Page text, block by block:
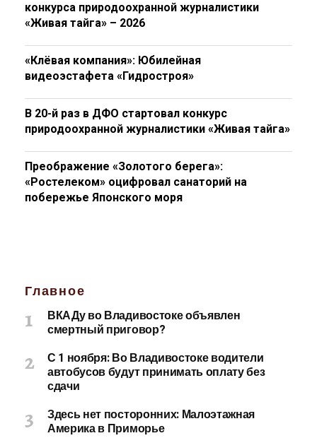
конкурса природоохранной журналистики
«Живая тайга» – 2026
«Клёвая компания»: Юбилейная
видеоэстафета «Гидростроя»
В 20-й раз в ДФО стартовал конкурс
природоохранной журналистики «Живая тайга»
Преображение «Золотого берега»:
«Ростелеком» оцифровал санаторий на
побережье Японского моря
Главное
ВКАДу во Владивостоке объявлен
смертный приговор?
С 1 ноября: Во Владивостоке водители
автобусов будут принимать оплату без
сдачи
Здесь нет посторонних: Малоэтажная
Америка в Приморье